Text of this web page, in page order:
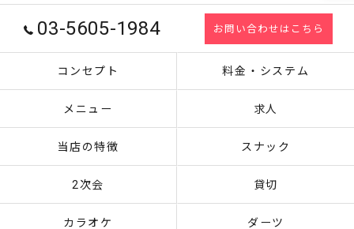
03-5605-1984 お問い合わせはこちら
コンセプト 料金・システム
メニュー 求人
当店の特徴 スナック
2次会 貸切
カラオケ ダーツ